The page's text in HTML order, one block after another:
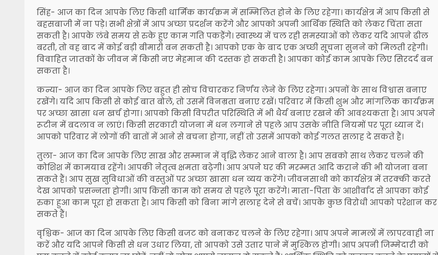
सिंह- आज का दिन आपके लिए किसी धार्मिक कार्यक्रम में सम्मिलित होने के लिए रहेगा। कार्यक्षेत्र में आप किसी से
बहसबाजी में ना पड़े। सभी क्षेत्रों में आप अच्छा प्रदर्शन करेंगे और आपको अपनी आर्थिक स्थिति को लेकर चिंता सता
सकती है। आपके लंबे समय से रुके हुए काम गति पकड़ेेंगे। स्वास्थ्य में चल रही समस्याओं को लेकर यदि आपने ढील
बरती, तो वह बाद में कोई बड़ी बीमारी बन सकती है। आपको एक के बाद एक अच्छी सूचना सुनने को मिलती रहेगी।
विवाहित जातकों के जीवन में किसी नए मेहमान की दस्तक हो सकती है। आपका कोई काम आपके लिए सिरदर्द बन
सकता है।
कन्या- आज का दिन आपके लिए बहुत ही सोच विचारकर निर्णय लेने के लिए रहेगा। अपनों के साथ विश्वास बनाए
रखेंगे। यदि आप किसी से कोई बात बोले, तो उसमें विनम्रता बनाए रखें। परिवार में किसी शुभ और मांगलिक कार्यक्रम
पर अच्छा खासा धन खर्च होगा। आपको किसी विपरीत परिस्थिति में भी धैर्य बनाए रखने की आवश्यकता है। आप अपने
रूटीन में बदलाव न लाएं। किसी सरकारी योजना में धन लगाने से पहले आप उसके नीति नियमों पर पूरा ध्यान दें।
आपको परिवार में लोगों की बातों में आने से बचना होगा, नहीं तो उसमें आपको कोई गलत सलाह दे सकते हैं।
तुला- आज का दिन आपके लिए साख और सम्मान में वृद्धि लेकर आने वाला है। आप सबको साथ लेकर चलने की
कोशिश में कामयाब रहेंगे। आपकी नेतृत्व क्षमता बढ़ेगी। आप अपने घर की मरम्मत आदि कराने की भी योजना बना
सकते हैं। आप सुख सुविधाओं की वस्तुओं पर अच्छा खासा धन व्यय करेंगे। जीवनसाथी को कार्यक्षेत्र में तरक्की करते
देख आपको प्रसन्नता होगी। आप किसी काम को समय से पहले पूरा करेंगे। माता-पिता के आशीर्वाद से आपका कोई
रुका हुआ काम पूरा हो सकता है। आप किसी को बिना मांगे सलाह देने से बचें। आपके कुछ विरोधी आपको परेशान कर
सकते हैं।
वृश्चिक- आज का दिन आपके लिए किसी बजट को बनाकर चलने के लिए रहेगा। आप अपने मामलों में लापरवाही ना
करें और यदि आपने किसी से धन उधार लिया, तो आपको उसे उतार पाने में मुश्किल होगी। आप अपनी जिम्मेदारी को